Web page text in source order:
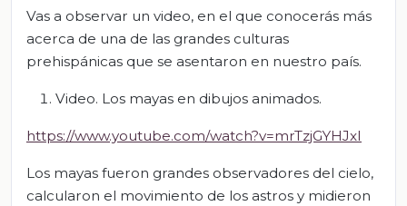
Vas a observar un video, en el que conocerás más
acerca de una de las grandes culturas
prehispánicas que se asentaron en nuestro país.
Video. Los mayas en dibujos animados.
https://www.youtube.com/watch?v=mrTzjGYHJxI
Los mayas fueron grandes observadores del cielo,
calcularon el movimiento de los astros y midieron